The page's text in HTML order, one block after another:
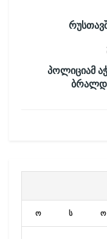
პოლიციამ
ო ს ო